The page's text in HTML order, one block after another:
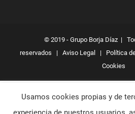
© 2019 - Grupo Borja Díaz |
reservados | Aviso Legal | Política
Cookies
Usamos cookies propias y de